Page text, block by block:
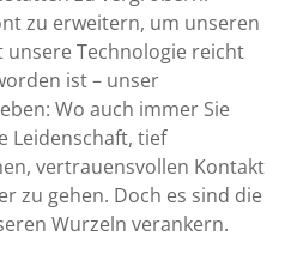
zu erweitern, um unseren
unsere Technologie reicht
ist – unser
Wo auch immer Sie
Leidenschaft, tief
vertrauensvollen Kontakt
zu gehen. Doch es sind die
Wurzeln verankern.